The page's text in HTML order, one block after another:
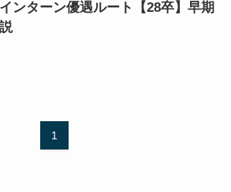
ンターン優遇ルート【28卒】早期
1